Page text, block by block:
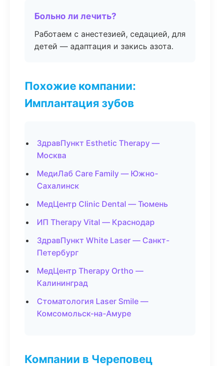
Больно ли лечить?
Работаем с анестезией, седацией, для
детей — адаптация и закись азота.
Похожие компании:
Имплантация зубов
ЗдравПункт Esthetic Therapy —
Москва
МедиЛаб Care Family — Южно-
Сахалинск
МедЦентр Clinic Dental — Тюмень
ИП Therapy Vital — Краснодар
ЗдравПункт White Laser — Санкт-
Петербург
МедЦентр Therapy Ortho —
Калининград
Стоматология Laser Smile —
Комсомольск-на-Амуре
Компании в Череповец